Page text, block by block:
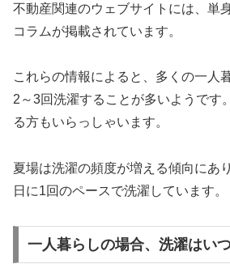
不動産関連のウェブサイトには、単
コラムが掲載されています。
これらの情報によると、多くの一人
2～3回洗濯することが多いようです
る方もいらっしゃいます。
夏場は洗濯の頻度が増える傾向にあ
日に1回のペースで洗濯しています。
一人暮らしの場合、洗濯はい